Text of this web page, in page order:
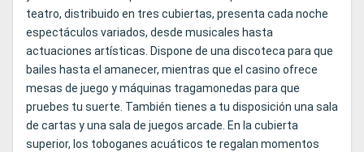
teatro, distribuido en tres cubiertas, presenta cada noche
espectáculos variados, desde musicales hasta
actuaciones artísticas. Dispone de una discoteca para que
bailes hasta el amanecer, mientras que el casino ofrece
mesas de juego y máquinas tragamonedas para que
pruebes tu suerte. También tienes a tu disposición una sala
de cartas y una sala de juegos arcade. En la cubierta
superior, los toboganes acuáticos te regalan momentos